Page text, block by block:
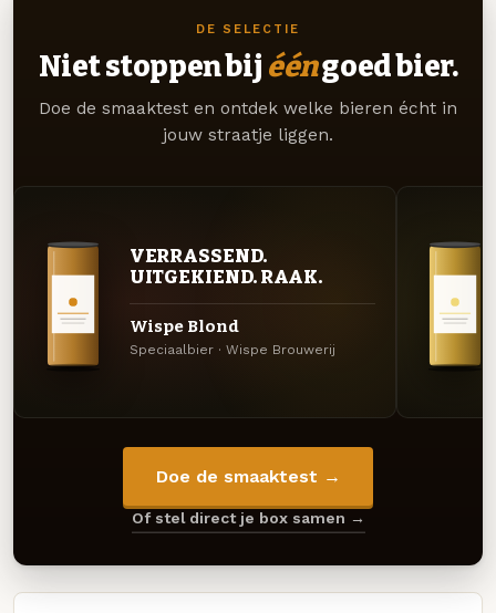
DE SELECTIE
Niet stoppen bij ééngoed bier.
Doe de smaaktest en ontdek welke bieren écht in
jouw straatje liggen.
VERRASSEND.
UITGEKIEND. RAAK.
Wispe Blond
Speciaalbier · Wispe Brouwerij
Doe de smaaktest →
Of stel direct je box samen →